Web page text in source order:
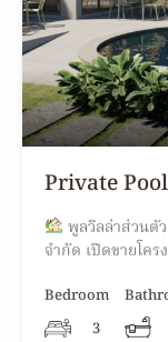
Private
พูลวิลล่าส่วนตั
จำกัด เปิดขายโค
Bedroom
3